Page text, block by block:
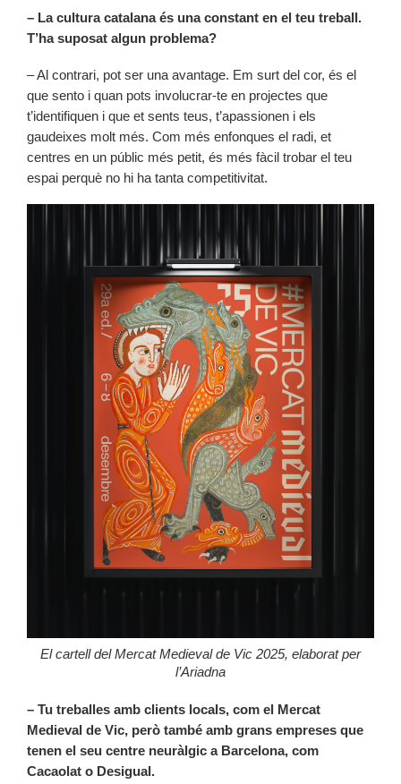
– La cultura catalana és una constant en el teu treball.
T’ha suposat algun problema?
– Al contrari, pot ser una avantage. Em surt del cor, és el
que sento i quan pots involucrar-te en projectes que
t’identifiquen i que et sents teus, t’apassionen i els
gaudeixes molt més. Com més enfonques el radi, et
centres en un públic més petit, és més fàcil trobar el teu
espai perquè no hi ha tanta competitivitat.
El cartell del Mercat Medieval de Vic 2025, elaborat per
l’Ariadna
– Tu treballes amb clients locals, com el Mercat
Medieval de Vic, però també amb grans empreses que
tenen el seu centre neuràlgic a Barcelona, com
Cacaolat o Desigual.